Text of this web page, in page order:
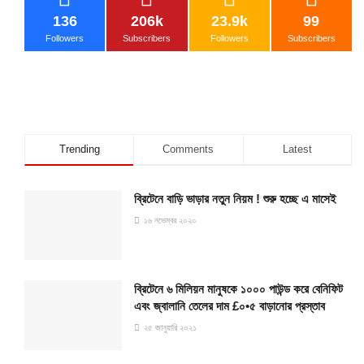
136
Followers
206k
Subscribers
23.9k
Followers
99
Subscribers
Trending Comments Latest
ব্রিটেনে বাড়ি ভাড়ার নতুন নিয়ম ! শুরু হচ্ছে এ মাসেই
১৬ নভেম্বর ২০২০
ব্রিটেনে ৬ মিলিয়ন মানুষকে ১০০০ পাউন্ড করে বেনিফিট
এবং জ্বালানি তেলের দাম £০•৫ বাড়ানোর প্রস্তাব
২৫ জানুয়ারি ২০২১